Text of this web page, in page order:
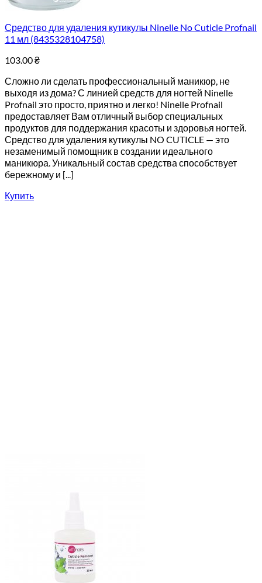
Средство для удаления кутикулы Ninelle No Cuticle Profnail
11 мл (8435328104758)
103.00₴
Сложно ли сделать профессиональный маникюр, не
выходя из дома? С линией средств для ногтей Ninelle
Profnail это просто, приятно и легко! Ninelle Profnail
предоставляет Вам отличный выбор специальных
продуктов для поддержания красоты и здоровья ногтей.
Средство для удаления кутикулы NO CUTICLE — это
незаменимый помощник в создании идеального
маникюра. Уникальный состав средства способствует
бережному и [...]
Купить